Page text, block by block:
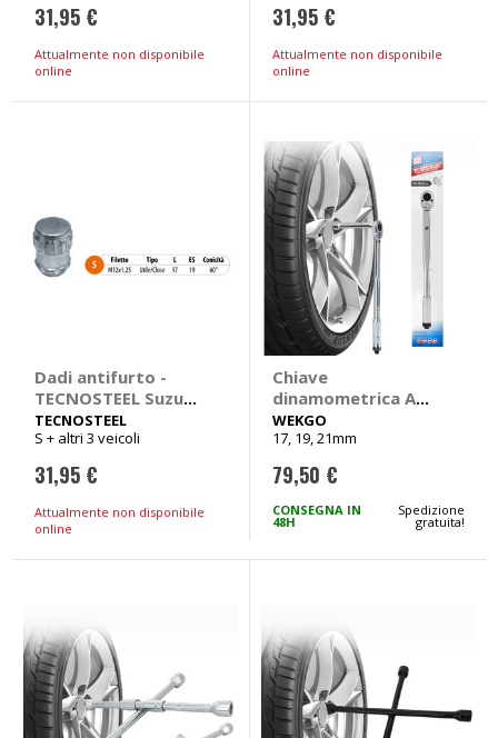
31,95 €
Attualmente non disponibile
online
31,95 €
Attualmente non disponibile
online
Dadi antifurto -
TECNOSTEEL Suzuki
Alto, Grand Vitara,
Jimny, Swift, Wagon
TECNOSTEEL
S + altri 3 veicoli
31,95 €
Attualmente non disponibile
online
Chiave
dinamometrica A
scatto - WEKGO
WEKGO
17, 19, 21mm
79,50 €
CONSEGNA IN
48H
Spedizione
gratuita!